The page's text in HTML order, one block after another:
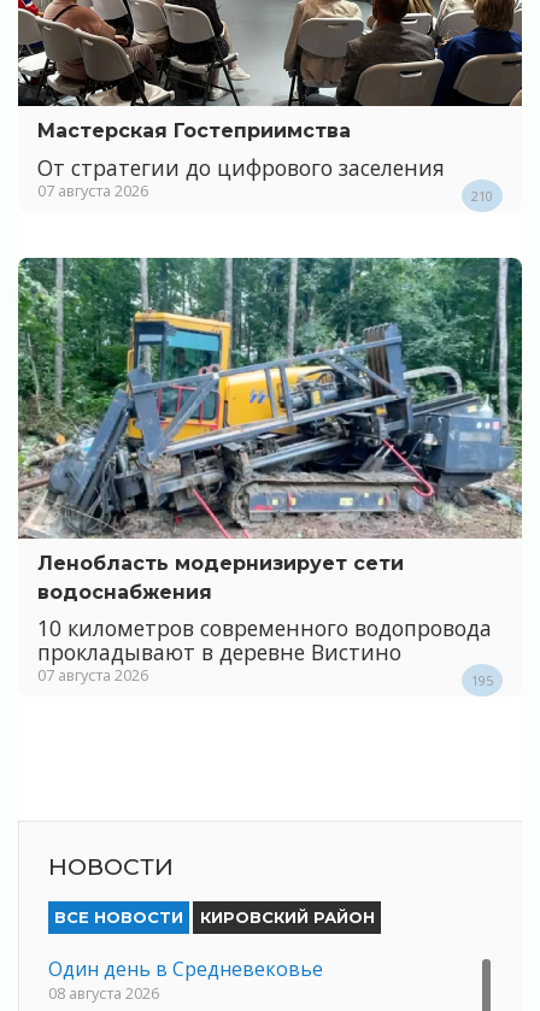
Мастерская Гостеприимства
От стратегии до цифрового заселения
07 августа 2026 210
Ленобласть модернизирует сети
водоснабжения
10 километров современного водопровода
прокладывают в деревне Вистино
07 августа 2026 195
НОВОСТИ
ВСЕ НОВОСТИ КИРОВСКИЙ РАЙОН
Один день в Средневековье
08 августа 2026